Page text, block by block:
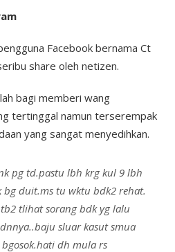
Facebook bernama Ct
share oleh netizen.
bagi memberi wang
tertinggal namun terserempak
yang sangat menyedihkan.
pg td.pastu lbh krg kul 9 lbh
bg duit.ms tu wktu bdk2 rehat.
tlihat sorang bdk yg lalu
sluar kasut smua
dh mula rs